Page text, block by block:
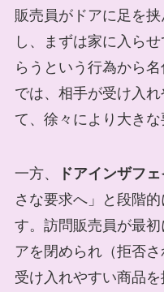
販売員がドアに足を
し、まずは家に入ら
らうという行為から
では、相手が受け入
て、徐々により大きな
一方、 ドアインザフ
さな要求へ」と段階
す。訪問販売員が最
アを閉められ（拒否
受け入れやすい商品